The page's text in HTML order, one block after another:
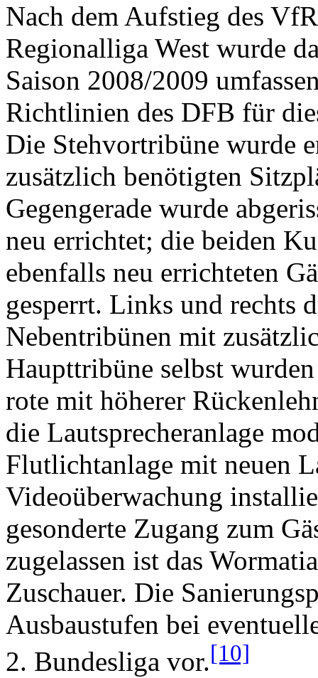
Nach dem Aufstieg des
Regionalliga West wurde
Saison 2008/2009
Richtlinien des DFB für
Die Stehvortribüne wurde
zusätzlich benötigten
Gegengerade wurde
neu errichtet; die beiden
ebenfalls neu errichteten
gesperrt. Links und rechts
Nebentribünen mit
Haupttribüne selbst
rote mit höherer
die Lautsprecheranlage
Flutlichtanlage mit neuen
Videoüberwachung
gesonderte Zugang zum
zugelassen ist das
Zuschauer. Die
Ausbaustufen bei
2. Bundesliga vor.[10]